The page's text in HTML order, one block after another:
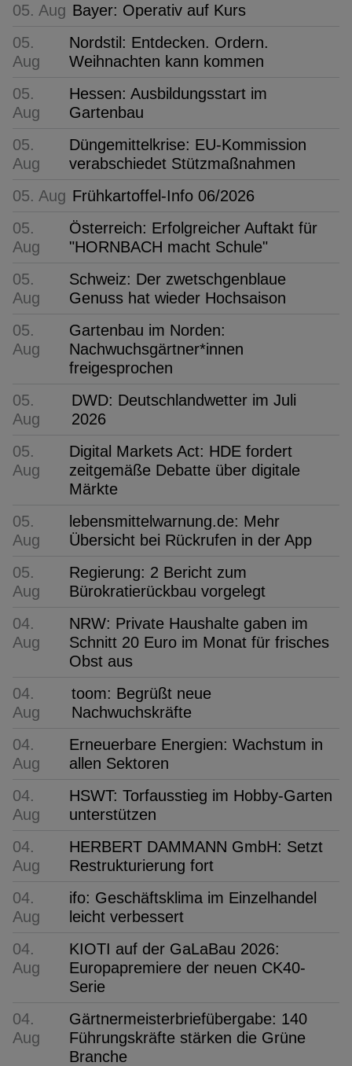
05. Aug Bayer: Operativ auf Kurs
05.
Aug
Nordstil: Entdecken. Ordern.
Weihnachten kann kommen
05.
Aug
Hessen: Ausbildungsstart im
Gartenbau
05.
Aug
Düngemittelkrise: EU-Kommission
verabschiedet Stützmaßnahmen
05. Aug Frühkartoffel-Info 06/2026
05.
Aug
Österreich: Erfolgreicher Auftakt für
"HORNBACH macht Schule"
05.
Aug
Schweiz: Der zwetschgenblaue
Genuss hat wieder Hochsaison
05.
Aug
Gartenbau im Norden:
Nachwuchsgärtner*innen
freigesprochen
05.
Aug
DWD: Deutschlandwetter im Juli
2026
05.
Aug
Digital Markets Act: HDE fordert
zeitgemäße Debatte über digitale
Märkte
05.
Aug
lebensmittelwarnung.de: Mehr
Übersicht bei Rückrufen in der App
05.
Aug
Regierung: 2 Bericht zum
Bürokratierückbau vorgelegt
04.
Aug
NRW: Private Haushalte gaben im
Schnitt 20 Euro im Monat für frisches
Obst aus
04.
Aug
toom: Begrüßt neue
Nachwuchskräfte
04.
Aug
Erneuerbare Energien: Wachstum in
allen Sektoren
04.
Aug
HSWT: Torfausstieg im Hobby-Garten
unterstützen
04.
Aug
HERBERT DAMMANN GmbH: Setzt
Restrukturierung fort
04.
Aug
ifo: Geschäftsklima im Einzelhandel
leicht verbessert
04.
Aug
KIOTI auf der GaLaBau 2026:
Europapremiere der neuen CK40-
Serie
04.
Aug
Gärtnermeisterbriefübergabe: 140
Führungskräfte stärken die Grüne
Branche